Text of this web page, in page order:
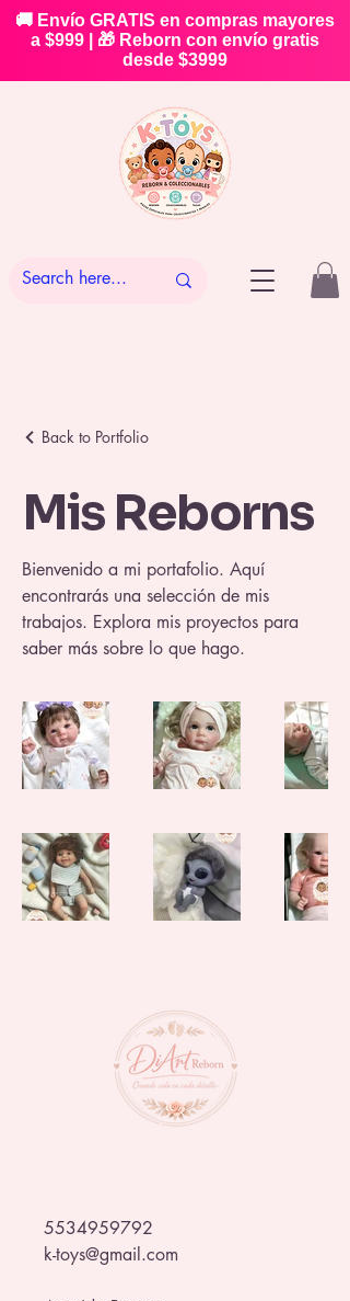
🚚 Envío GRATIS en compras mayores
a $999 | 🎁 Reborn con envío gratis
desde $3999
Back to Portfolio
Mis Reborns
Bienvenido a mi portafolio. Aquí
encontrarás una selección de mis
trabajos. Explora mis proyectos para
saber más sobre lo que hago.
5534959792
k-toys@gmail.com